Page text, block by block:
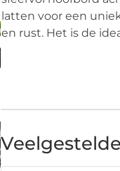
latten voor een
en rust. Het is de